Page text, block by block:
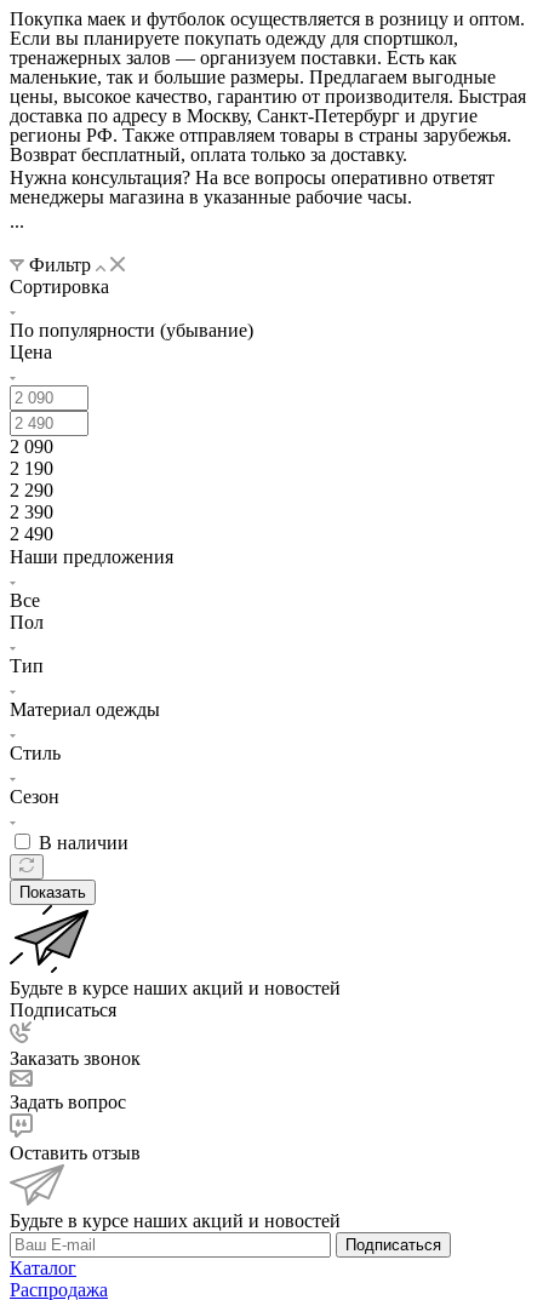
Покупка маек и футболок осуществляется в розницу и оптом.
Если вы планируете покупать одежду для спортшкол,
тренажерных залов — организуем поставки. Есть как
маленькие, так и большие размеры. Предлагаем выгодные
цены, высокое качество, гарантию от производителя. Быстрая
доставка по адресу в Москву, Санкт-Петербург и другие
регионы РФ. Также отправляем товары в страны зарубежья.
Возврат бесплатный, оплата только за доставку.
Нужна консультация? На все вопросы оперативно ответят
менеджеры магазина в указанные рабочие часы.
...
Фильтр
Сортировка
По популярности (убывание)
Цена
2 090
2 190
2 290
2 390
2 490
Наши предложения
Все
Пол
Тип
Материал одежды
Стиль
Сезон
В наличии
Показать
Будьте в курсе наших акций и новостей
Подписаться
Заказать звонок
Задать вопрос
Оставить отзыв
Будьте в курсе наших акций и новостей
Подписаться
Каталог
Распродажа